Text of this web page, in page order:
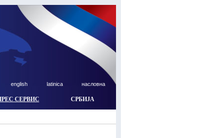
english latinica насловна
СЕРВИС СРБИЈА